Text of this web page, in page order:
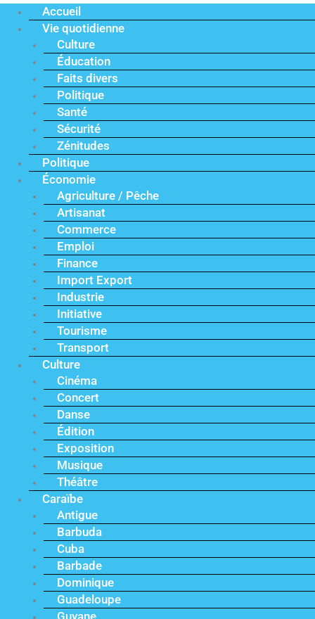
Accueil
Vie quotidienne
Culture
Éducation
Faits divers
Politique
Santé
Sécurité
Zénitudes
Politique
Économie
Agriculture / Pêche
Artisanat
Commerce
Emploi
Finance
Import Export
Industrie
Initiative
Tourisme
Transport
Culture
Cinéma
Concert
Danse
Édition
Exposition
Musique
Théâtre
Caraïbe
Antigue
Barbuda
Cuba
Barbade
Dominique
Guadeloupe
Guyane